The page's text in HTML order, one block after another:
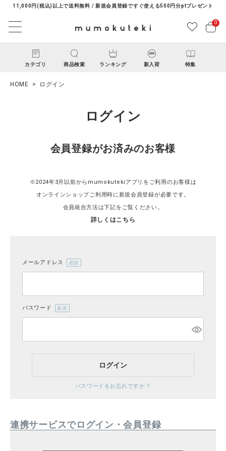
11,000円(税込)以上で送料無料 / 新規会員登録ですぐ使える500円分ptプレゼント
0
カテゴリ 商品検索 ランキング 新入荷 特集
新規会員登録
CATEGORY
ナチュラル服
HOME ログイン
ログイン
会員登録がお済みのお客様
※2024年3月以前からmumokutekiアプリをご利用のお客様は
オンラインショップご利用時に新規会員登録が必要です。
会員統合方法は下記をご覧ください。
詳しくはこちら
メールアドレス
パスワード
ログイン
パスワードをお忘れですか？
連携サービスでログイン・会員登録